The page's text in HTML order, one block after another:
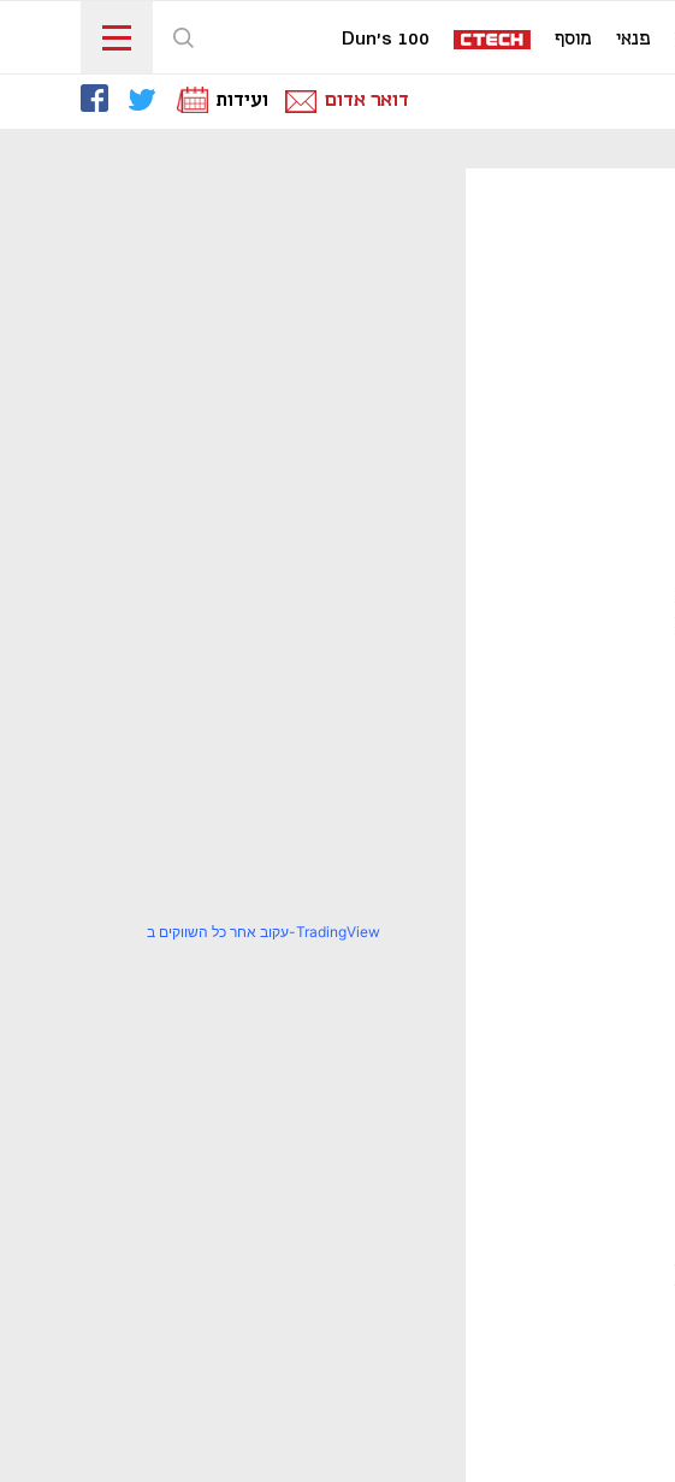
פנאי מוסף Dun's 100
דואר אדום ועידות
עקוב אחר כל השווקים ב-TradingView